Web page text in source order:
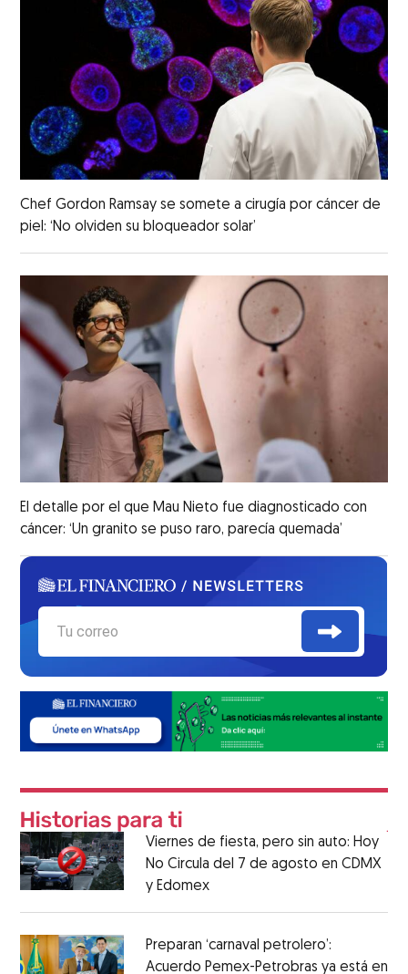
Chef Gordon Ramsay se somete a cirugía por cáncer de
piel: ‘No olviden su bloqueador solar’
El detalle por el que Mau Nieto fue diagnosticado con
cáncer: ‘Un granito se puso raro, parecía quemada’
Viernes de fiesta, pero sin auto: Hoy
No Circula del 7 de agosto en CDMX
y Edomex
Preparan ‘carnaval petrolero’:
Acuerdo Pemex-Petrobras ya está en